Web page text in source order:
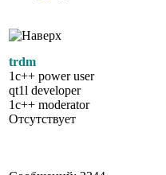
trdm
1c++ power user
qt1l developer
1c++ moderator
Отсутствует